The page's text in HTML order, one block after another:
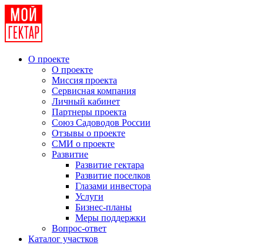
О проекте
О проекте
Миссия проекта
Сервисная компания
Личный кабинет
Партнеры проекта
Союз Садоводов России
Отзывы о проекте
СМИ о проекте
Развитие
Развитие гектара
Развитие поселков
Глазами инвестора
Услуги
Бизнес-планы
Меры поддержки
Вопрос-ответ
Каталог участков